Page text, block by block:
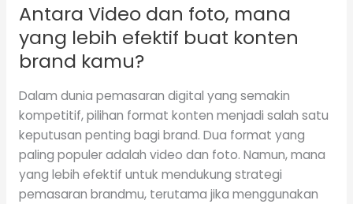
Antara Video dan foto, mana
yang lebih efektif buat konten
brand kamu?
Dalam dunia pemasaran digital yang semakin
kompetitif, pilihan format konten menjadi salah satu
keputusan penting bagi brand. Dua format yang
paling populer adalah video dan foto. Namun, mana
yang lebih efektif untuk mendukung strategi
pemasaran brandmu, terutama jika menggunakan
brand
kamu?